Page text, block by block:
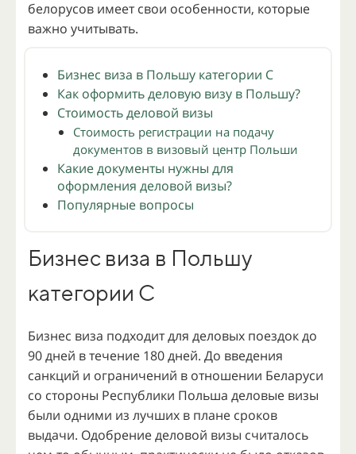
белорусов имеет свои особенности, которые
важно учитывать.
Бизнес виза в Польшу категории C
Как оформить деловую визу в Польшу?
Стоимость деловой визы
Стоимость регистрации на подачу
документов в визовый центр Польши
Какие документы нужны для
оформления деловой визы?
Популярные вопросы
Бизнес виза в Польшу
категории C
Бизнес виза подходит для деловых поездок до
90 дней в течение 180 дней. До введения
санкций и ограничений в отношении Беларуси
со стороны Республики Польша деловые визы
были одними из лучших в плане сроков
выдачи. Одобрение деловой визы считалось